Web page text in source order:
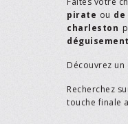
pirate ou
charleston
déguisement
Découvrez
Recherchez
touche finale